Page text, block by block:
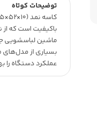
توضیحات کوتاه
باکیفیت است که
ماشین لباسشویی
بسیاری از
عملکرد دستگاه